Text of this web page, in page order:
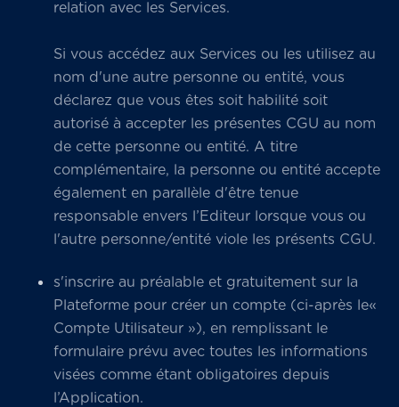
relation avec les Services.
Si vous accédez aux Services ou les utilisez au
nom d'une autre personne ou entité, vous
déclarez que vous êtes soit habilité soit
autorisé à accepter les présentes CGU au nom
de cette personne ou entité. A titre
complémentaire, la personne ou entité accepte
également en parallèle d'être tenue
responsable envers l’Editeur lorsque vous ou
l'autre personne/entité viole les présents CGU.
s'inscrire au préalable et gratuitement sur la
Plateforme pour créer un compte (ci-après le«
Compte Utilisateur »), en remplissant le
formulaire prévu avec toutes les informations
visées comme étant obligatoires depuis
l’Application.